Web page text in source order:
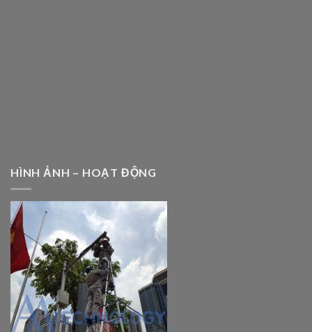
HÌNH ẢNH – HOẠT ĐỘNG